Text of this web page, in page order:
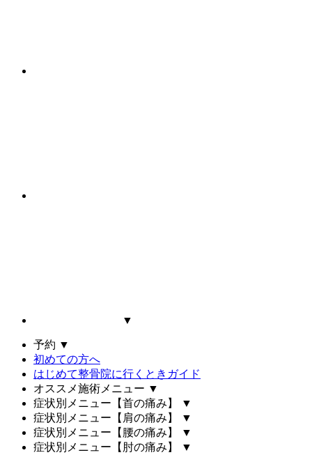
▼
予約 ▼
初めての方へ
はじめて整骨院に行くときガイド
オススメ施術メニュー ▼
症状別メニュー【首の痛み】
▼
症状別メニュー【肩の痛み】
▼
症状別メニュー【腰の痛み】
▼
症状別メニュー【肘の痛み】
▼